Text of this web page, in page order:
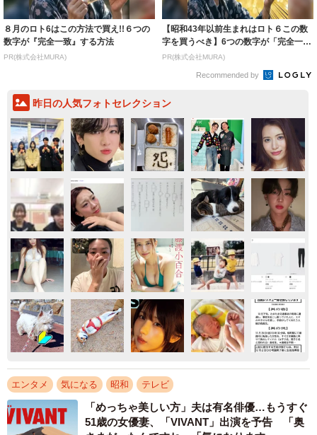
８月のロト6はこの方法で買え!!６つの
数字が『完全一致』する方法
PR(株式会社MURA)
【昭和43年以前生まれはロト６この数
字を買うべき】6つの数字が「完全一
致」する方...
PR(株式会社MURA)
Recommended by
昨日の人気フォトセレクション
エンタメ 気になる 昭和 テレビ
「めっちゃ美しい方」夫は有名俳優…もうすぐ
51歳の女優妻、「VIVANT」出演を予告 「奥